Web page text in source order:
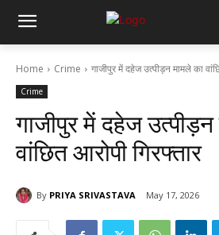
Home Crime गाजीपुर में दहेज उत्पीड़न मामले का
Crime
गाजीपुर में दहेज
वांछित आरोपी गिरफ्तार
By PRIYA SRIVASTAVA May 17, 2026